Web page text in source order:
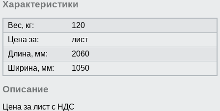
Характеристики
Вес, кг:
120
Цена за:
лист
Длина, мм:
2060
Ширина, мм:
1050
Описание
Цена за лист с НДС